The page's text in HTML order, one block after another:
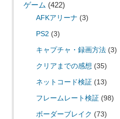
ゲーム (422)
AFKアリーナ (3)
PS2 (3)
キャプチャ・録画方法(3)
クリアまでの感想 (35)
ネットコード検証 (13)
フレームレート検証 (98)
ボーダーブレイク (73)